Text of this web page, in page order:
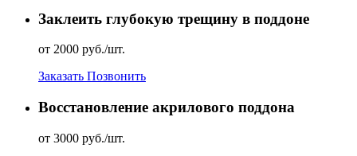
Заклеить глубокую трещину в поддоне
от 2000 руб./шт.
Заказать Позвонить
Восстановление акрилового поддона
от 3000 руб./шт.